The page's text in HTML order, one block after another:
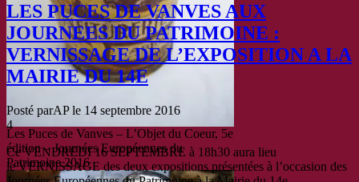
Les Puces de Vanves – L’Objet du Coeur, 5e
édition – Journées Européennes du
Patrimoine 2016
LES PUCES DE VANVES AUX
JOURNEES DU PATRIMOINE :
VERNISSAGE DE L’EXPOSITION A LA
MAIRIE DU 14E
Posté parAPle 14 septembre 2016
4
Ce VENDREDI 16 SEPTEMBRE à 18h30 aura lieu
le VERNISSAGE des deux expositions présentées à l’occasion des